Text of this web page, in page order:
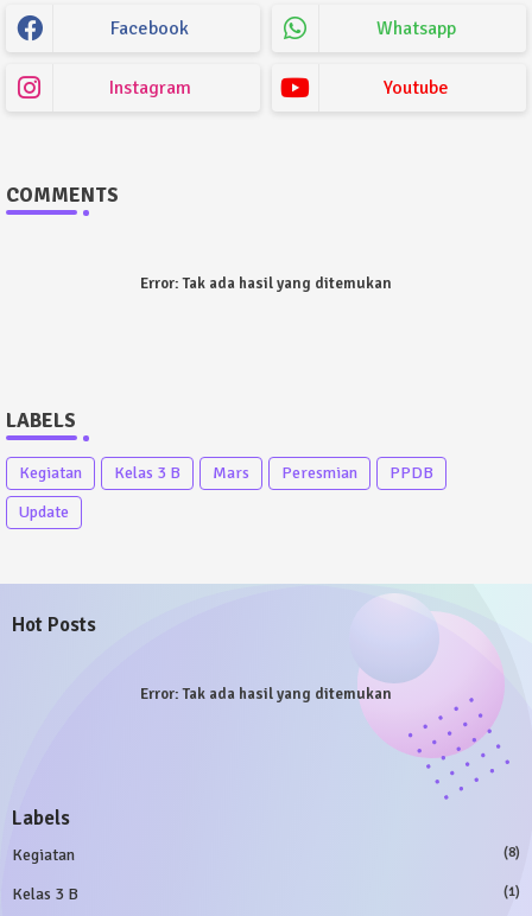
Facebook Whatsapp
Instagram Youtube
COMMENTS
Error:Tak ada hasil yang ditemukan
LABELS
Kegiatan Kelas 3 B Mars Peresmian
PPDB
Update
Hot Posts
Error:Tak ada hasil yang ditemukan
Labels
Kegiatan (8)
Kelas 3 B (1)